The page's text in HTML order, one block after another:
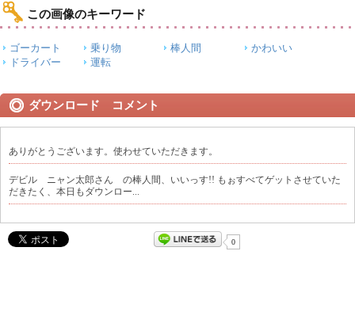
この画像のキーワード
ゴーカート 乗り物 棒人間
かわいい
ドライバー
運転
ダウンロード コメント
ありがとうございます。使わせていただきます。
デビル ニャン太郎さん の棒人間、いいっす!! もぉすべてゲットさせていた
だきたく、本日もダウンロー...
0